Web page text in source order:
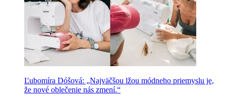
Ľubomíra Dóšová: „Najväčšou lžou módneho priemyslu je,
že nové oblečenie nás zmení.“